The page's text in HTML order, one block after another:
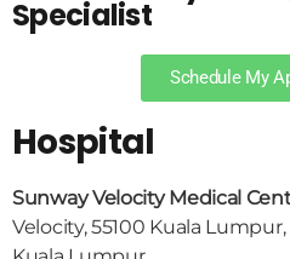
Specialist
Schedule My
Hospital
Sunway Velocity Medical
Velocity, 55100 Kuala